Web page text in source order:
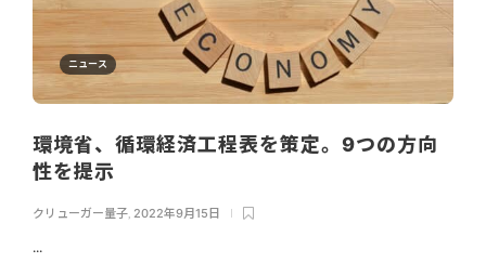
ニュース
環境省、循環経済工程表を策定。9つの方向
性を提示
クリューガー量子 2022年9月15日
...